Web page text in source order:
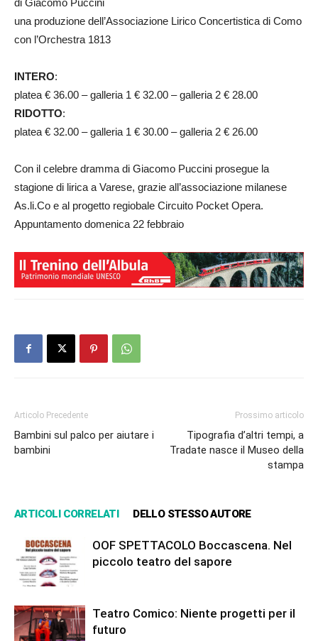
di Giacomo Puccini
una produzione dell’Associazione Lirico Concertistica di Como
con l’Orchestra 1813
INTERO:
platea € 36.00 – galleria 1 € 32.00 – galleria 2 € 28.00
RIDOTTO:
platea € 32.00 – galleria 1 € 30.00 – galleria 2 € 26.00
Con il celebre dramma di Giacomo Puccini prosegue la
stagione di lirica a Varese, grazie all’associazione milanese
As.li.Co e al progetto regiobale Circuito Pocket Opera.
Appuntamento domenica 22 febbraio
Articolo Precedente
Bambini sul palco per aiutare i
bambini
Prossimo articolo
Tipografia d’altri tempi, a
Tradate nasce il Museo della
stampa
ARTICOLI CORRELATI DELLO STESSO AUTORE
OOF SPETTACOLO Boccascena. Nel
piccolo teatro del sapore
Teatro Comico: Niente progetti per il
futuro